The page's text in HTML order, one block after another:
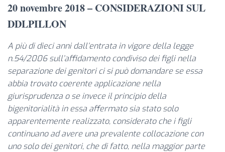
20 novembre 2018 – CONSIDERAZIONI SUL
DDLPILLON
A più di dieci anni dall’entrata in vigore della legge
n.54/2006 sull’affidamento condiviso dei figli nella
separazione dei genitori ci si può domandare se essa
abbia trovato coerente applicazione nella
giurisprudenza o se invece il principio della
bigenitorialità in essa affermato sia stato solo
apparentemente realizzato, considerato che i figli
continuano ad avere una prevalente collocazione con
uno solo dei genitori, che di fatto, nella maggior parte